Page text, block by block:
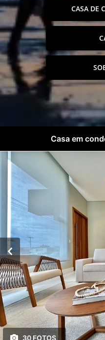
CASA DE
Casa em
30 FOTOS